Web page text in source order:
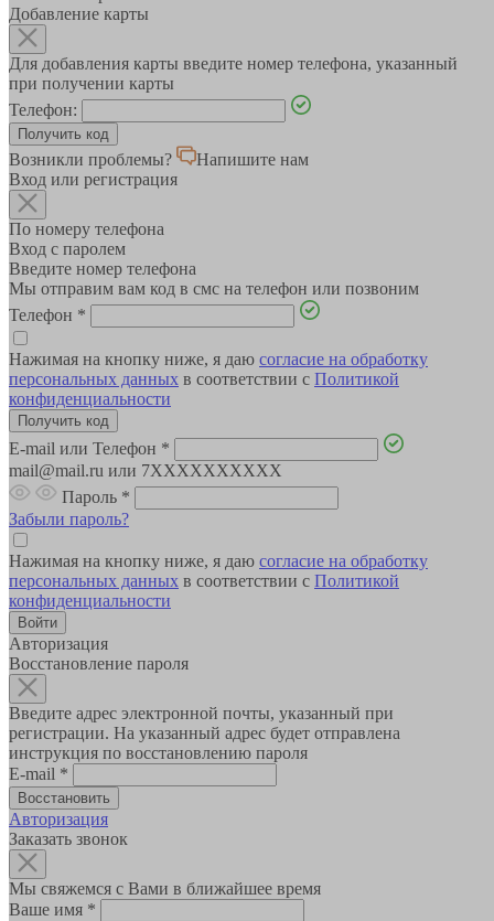
Добавление карты
Для добавления карты введите номер телефона, указанный
при получении карты
Телефон:
Возникли проблемы?
Напишите нам
Вход или регистрация
По номеру телефона
Вход с паролем
Введите номер телефона
Мы отправим вам код в смс на телефон или позвоним
Телефон *
Нажимая на кнопку ниже, я даю согласие на обработку
персональных данных в соответствии с Политикой
конфиденциальности
E-mail или Телефон *
mail@mail.ru или 7XXXXXXXXXX
Пароль *
Забыли пароль?
Нажимая на кнопку ниже, я даю согласие на обработку
персональных данных в соответствии с Политикой
конфиденциальности
Авторизация
Восстановление пароля
Введите адрес электронной почты, указанный при
регистрации. На указанный адрес будет отправлена
инструкция по восстановлению пароля
E-mail *
Авторизация
Заказать звонок
Мы свяжемся с Вами в ближайшее время
Ваше имя *